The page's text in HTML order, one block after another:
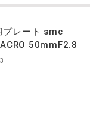
プレート smc
50mmF2.8